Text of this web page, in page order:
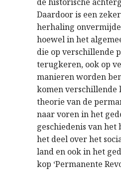
Daardoor is een
herhaling
hoewel in het
die op verschillende
terugkeren, ook op
manieren worden
komen verschillende
theorie van de
naar voren in het
geschiedenis van het
het deel over het
land en ook in het
kop ‘Permanente